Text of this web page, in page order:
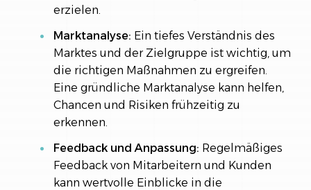
erzielen.
Marktanalyse: Ein tiefes Verständnis des
Marktes und der Zielgruppe ist wichtig, um
die richtigen Maßnahmen zu ergreifen.
Eine gründliche Marktanalyse kann helfen,
Chancen und Risiken frühzeitig zu
erkennen.
Feedback und Anpassung: Regelmäßiges
Feedback von Mitarbeitern und Kunden
kann wertvolle Einblicke in die